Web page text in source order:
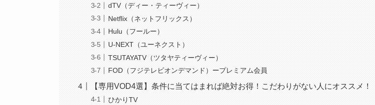
dTV（ディー・ティーヴィー）
Netflix（ネットフリックス）
Hulu（フールー）
U-NEXT（ユーネクスト）
TSUTAYATV（ツタヤティーヴィー）
FOD（フジテレビオンデマンド）ープレミアム会員
【専用VOD4選】条件に当てはまれば絶対お得！こだわりがない人にオススメ！
ひかりTV